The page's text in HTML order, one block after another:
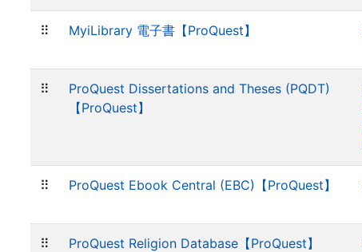
⠿ MyiLibrary 電子書【ProQuest】
⠿
ProQuest Dissertations and Theses (PQDT)
【ProQuest】
⠿ ProQuest Ebook Central (EBC)【ProQuest】
⠿ ProQuest Religion Database【ProQuest】